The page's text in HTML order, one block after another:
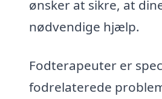
ønsker at sikre, at
nødvendige hjælp.
Fodterapeuter er
fodrelaterede